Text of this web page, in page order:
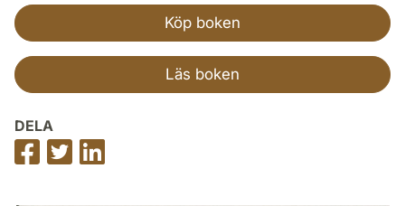
Köp boken
Läs boken
DELA
Dela
på
Dela
på
på